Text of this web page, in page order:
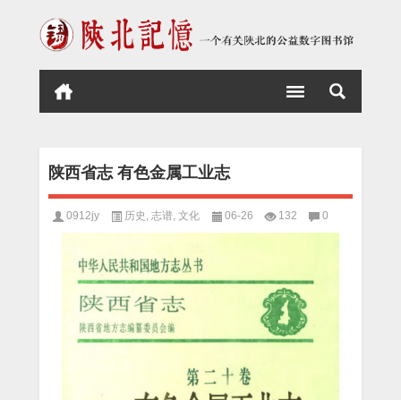
陕西省志 有色金属工业志
0912jy 历史 志谱 文化 06-26 132 0